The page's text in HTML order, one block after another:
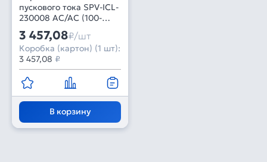
пускового тока SPV-ICL-
230008 AC/AC (100-
240V, 8A) (Arlight, IP20
Пластик, 5 лет)
3 457,08₽/шт
Коробка (картон) (1 шт):
3 457,08 ₽
В корзину